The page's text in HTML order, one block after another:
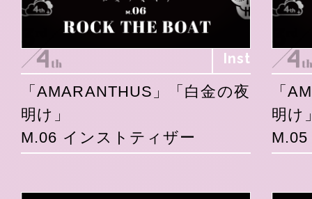
Inst
「AMARANTHUS」「白金の夜
明け」
M.06 インストティザー
「
明け